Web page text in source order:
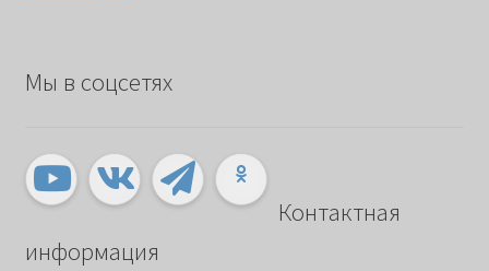
Мы в соцсетях
Контактная
информация